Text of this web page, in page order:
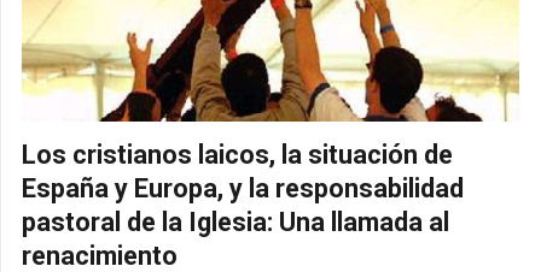
Los cristianos laicos, la situación de
España y Europa, y la responsabilidad
pastoral de la Iglesia: Una llamada al
renacimiento